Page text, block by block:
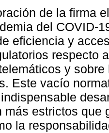
de la firma
del COVID-
eficiencia y
respecto
y
Este vacío
más estrictos que
la